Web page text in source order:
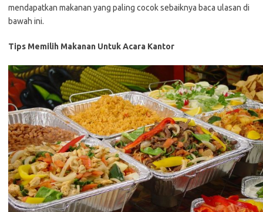
mendapatkan makanan yang paling cocok sebaiknya baca ulasan di
bawah ini.
Tips Memilih Makanan Untuk Acara Kantor